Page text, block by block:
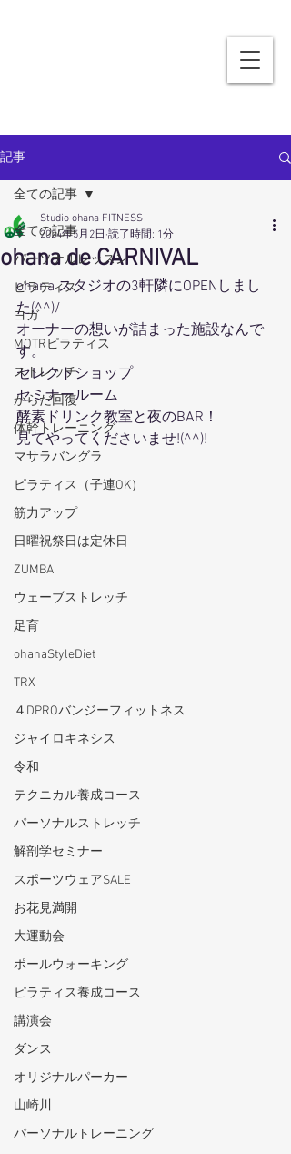
記事
全ての記事
パーソナルレッスン
ピラティス
ヨガ
MOTRピラティス
ストレッチ
からだ回復
体幹トレーニング
マサラバングラ
ピラティス（子連OK）
筋力アップ
日曜祝祭日は定休日
ZUMBA
ウェーブストレッチ
足育
ohanaStyleDiet
TRX
４DPROバンジーフィットネス
ジャイロキネシス
令和
テクニカル養成コース
パーソナルストレッチ
解剖学セミナー
スポーツウェアSALE
お花見満開
大運動会
ポールウォーキング
ピラティス養成コース
講演会
ダンス
オリジナルパーカー
山崎川
パーソナルトレーニング
全ての記事
ohana de CARNIVAL
Studio ohana FITNESS
2024年5月2日 読了時間: 1分
ohana スタジオの3軒隣にOPENしまし
た(^^)/
オーナーの想いが詰まった施設なんで
す。
セレクトショップ
セミナールーム
酵素ドリンク教室と夜のBAR！
見てやってくださいませ!(^^)!